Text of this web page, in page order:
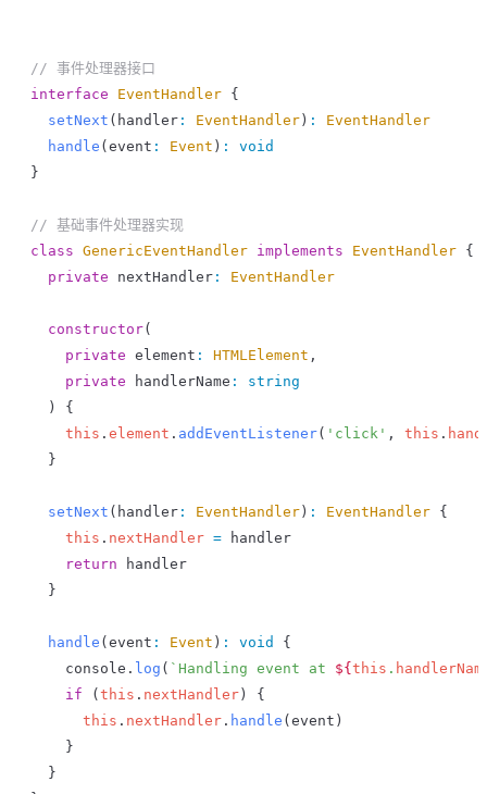
// 事件处理器接口
interface EventHandler {
  setNext
( handler : EventHandler ) :
EventHandler
  handle
( event : Event ) :
void
}
// 基础事件处理器实现
class GenericEventHandler implements EventHandler {
  private
nextHandler : EventHandler
  constructor
(
    private
element : HTMLElement ,
    private
handlerName :
string
  ) {
    this
. element . addEventListener( 'click' , this .
  }
  setNext
( handler : EventHandler ) : EventHandler {
    this
. nextHandler = handler
    return
handler
  }
  handle
( event : Event ) : void
{
    console
. log ( `Handling event at ${ this .
    if
( this . nextHandler ) {
      this
. nextHandler . handle ( event )
    }
  }